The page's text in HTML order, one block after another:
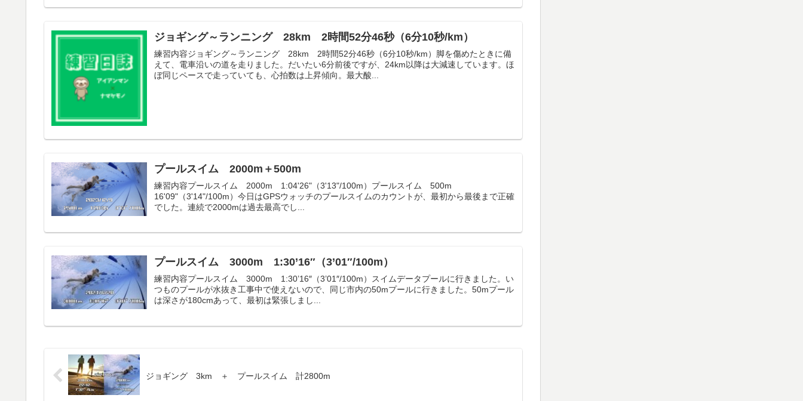
ジョギング～ランニング 28km 2時間52分46秒（6分10秒/km）
練習内容ジョギング～ランニング 28km 2時間52分46秒（6分10秒/km）脚を傷めたときに備
えて、電車沿いの道を走りました。だいたい6分前後ですが、24km以降は大減速しています。ほ
ぼ同じペースで走っていても、心拍数は上昇傾向。最大酸...
プールスイム 2000m＋500m
練習内容プールスイム 2000m 1:04'26"（3'13"/100m）プールスイム 500m
16'09"（3'14"/100m）今日はGPSウォッチのプールスイムのカウントが、最初から最後まで正確
でした。連続で2000mは過去最高でし...
プールスイム 3000m 1:30’16″（3’01″/100m）
練習内容プールスイム 3000m 1:30’16″（3’01″/100m）スイムデータプールに行きました。い
つものプールが水抜き工事中で使えないので、同じ市内の50mプールに行きました。50mプール
は深さが180cmあって、最初は緊張しまし...
ジョギング 3km ＋ プールスイム 計2800m